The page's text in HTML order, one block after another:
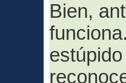
Bien,